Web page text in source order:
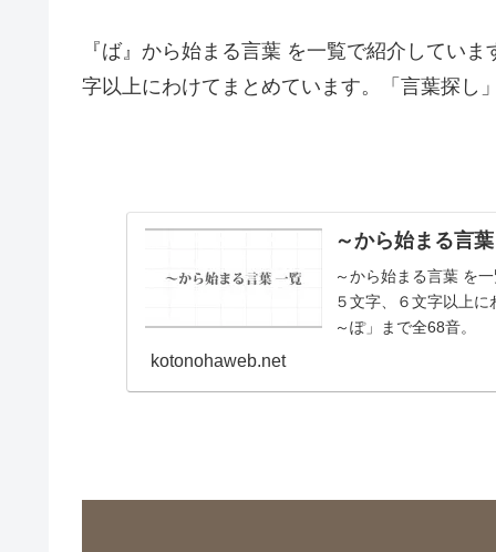
『ば』から始まる言葉 を一覧で紹介してい
字以上にわけてまとめています。「言葉探し
～から始まる言
～から始まる言葉 を
５文字、６文字以上
～ぽ」まで全68音。
kotonohaweb.net